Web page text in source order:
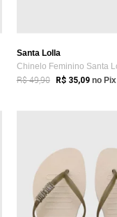
Santa Lolla
R$ 49,90 R$ 35,09 no Pix